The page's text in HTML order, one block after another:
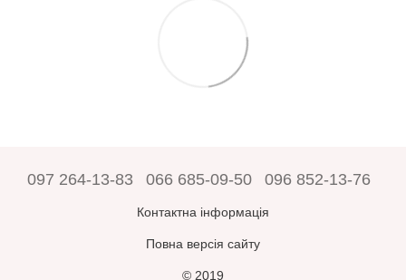
097 264-13-83 066 685-09-50 096 852-13-76
Контактна інформація
Повна версія сайту
© 2019